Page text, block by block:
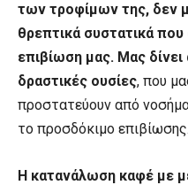
των τροφίμων της, δεν
θρεπτικά συστατικά που
επιβίωση μας. Μας
δραστικές ουσίες, που
προστατεύουν από
το προσδόκιμο επιβίωσης.
Η κατανάλωση καφέ με